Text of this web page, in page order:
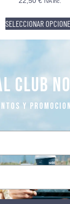
SELECCIONAR
CLUB
Y